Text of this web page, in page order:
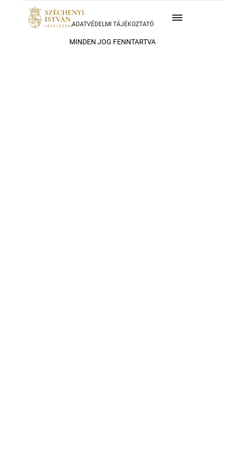
MINDEN JOG FENNTARTVA
ADATVÉDELMI TÁJÉKOZTATÓ